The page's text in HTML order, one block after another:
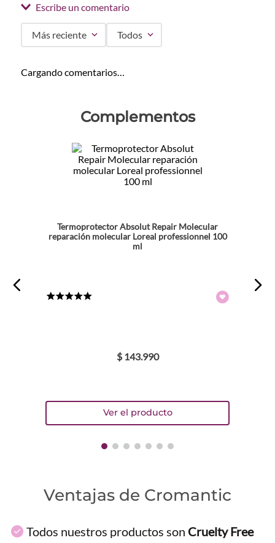
Escribe un comentario
Tu nombre
ENVIAR COMENTARIO
Más reciente Todos
Cargando comentarios…
Complementos
Termoprotector Absolut Repair Molecular
reparación molecular Loreal professionnel 100
ml
$ 143.990
Ventajas de Cromantic
Todos nuestros productos son Cruelty Free